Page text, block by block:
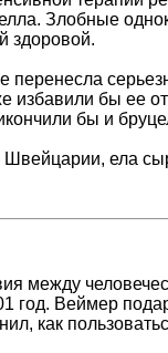
Злобные
здоровой.
избавили бы ее
бы и
ела
между
год. Веймер
как